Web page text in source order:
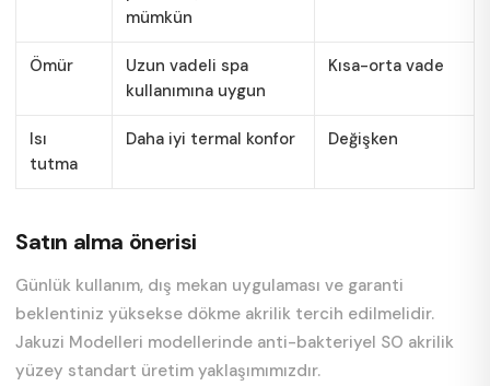
mümkün
Ömür
Uzun vadeli spa
kullanımına uygun
Kısa-orta vade
Isı
tutma
Daha iyi termal konfor Değişken
Satın alma önerisi
Günlük kullanım, dış mekan uygulaması ve garanti
beklentiniz yüksekse dökme akrilik tercih edilmelidir.
Jakuzi Modelleri modellerinde anti-bakteriyel SO akrilik
yüzey standart üretim yaklaşımımızdır.